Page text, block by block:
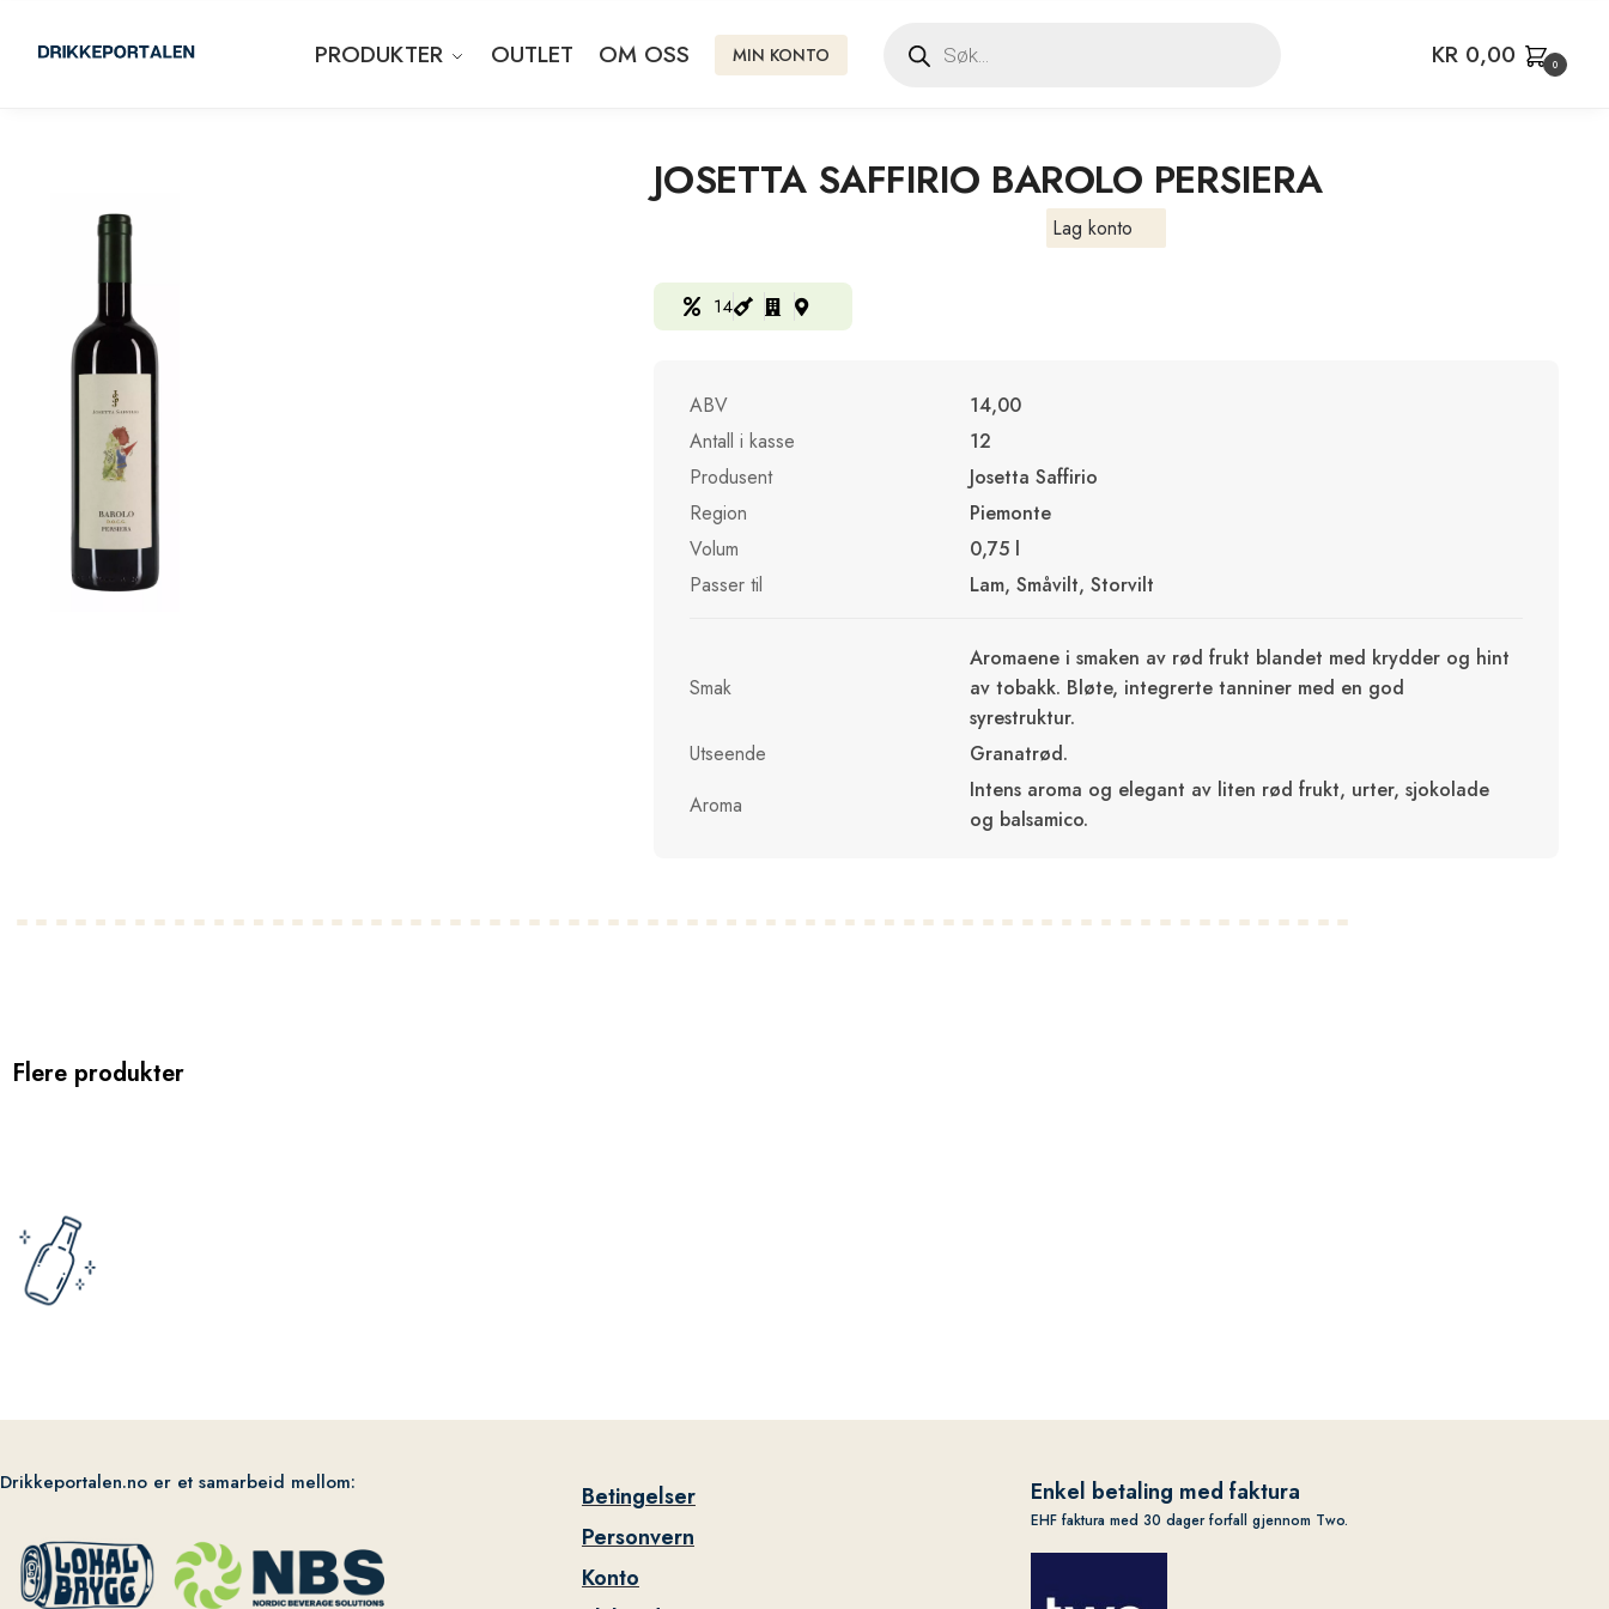
PRODUKTER OUTLET OM OSS MIN KONTO KR 0,00 0
JOSETTA SAFFIRIO BAROLO PERSIERA
Lag konto
14
ABV
14,00
Antall i kasse
12
Produsent
Josetta Saffirio
Region
Piemonte
Volum
0,75 l
Passer til
Lam, Småvilt, Storvilt
Smak
Aromaene i smaken av rød frukt blandet med krydder og hint
av tobakk. Bløte, integrerte tanniner med en god
syrestruktur.
Utseende
Granatrød.
Aroma
Intens aroma og elegant av liten rød frukt, urter, sjokolade
og balsamico.
Flere produkter
Drikkeportalen.no er et samarbeid mellom:
Betingelser
Personvern
Konto
Enkel betaling med faktura
EHF faktura med 30 dager forfall gjennom Two.